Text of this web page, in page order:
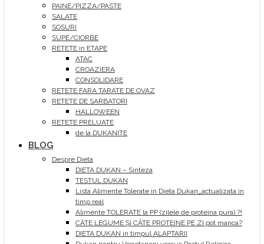
PAINE/PIZZA/PASTE
SALATE
SOSURI
SUPE/CIORBE
RETETE in ETAPE
ATAC
CROAZIERA
CONSOLIDARE
RETETE FARA TARATE DE OVAZ
RETETE DE SARBATORI
HALLOWEEN
RETETE PRELUATE
de la DUKANITE
BLOG
Despre Dieta
DIETA DUKAN – Sinteza
TESTUL DUKAN
Lista Alimente Tolerate in Dieta Dukan_actualizata in
timp real
Alimente TOLERATE la PP (zilele de proteina pura) ?!
CÂTE LEGUME ȘI CÂTE PROTEINE PE ZI pot manca?
DIETA DUKAN in timpul ALAPTARII